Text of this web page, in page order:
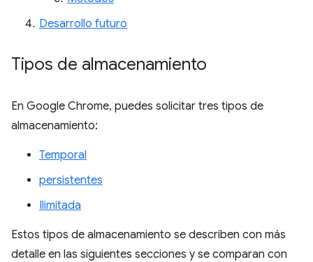
Desarrollo futuro
Tipos de almacenamiento
En Google Chrome, puedes solicitar tres tipos de
almacenamiento:
Temporal
persistentes
Ilimitada
Estos tipos de almacenamiento se describen con más
detalle en las siguientes secciones y se comparan con